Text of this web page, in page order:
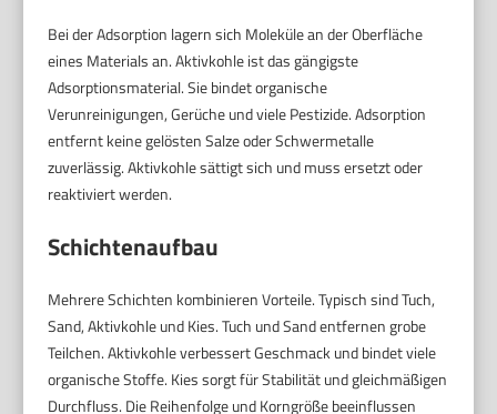
Bei der Adsorption lagern sich Moleküle an der Oberfläche
eines Materials an. Aktivkohle ist das gängigste
Adsorptionsmaterial. Sie bindet organische
Verunreinigungen, Gerüche und viele Pestizide. Adsorption
entfernt keine gelösten Salze oder Schwermetalle
zuverlässig. Aktivkohle sättigt sich und muss ersetzt oder
reaktiviert werden.
Schichtenaufbau
Mehrere Schichten kombinieren Vorteile. Typisch sind Tuch,
Sand, Aktivkohle und Kies. Tuch und Sand entfernen grobe
Teilchen. Aktivkohle verbessert Geschmack und bindet viele
organische Stoffe. Kies sorgt für Stabilität und gleichmäßigen
Durchfluss. Die Reihenfolge und Korngröße beeinflussen